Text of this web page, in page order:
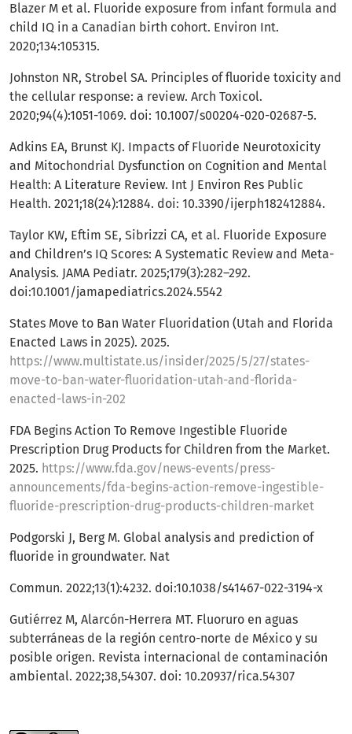
Blazer M et al. Fluoride exposure from infant formula and
child IQ in a Canadian birth cohort. Environ Int.
2020;134:105315.
Johnston NR, Strobel SA. Principles of fluoride toxicity and
the cellular response: a review. Arch Toxicol.
2020;94(4):1051-1069. doi: 10.1007/s00204-020-02687-5.
Adkins EA, Brunst KJ. Impacts of Fluoride Neurotoxicity
and Mitochondrial Dysfunction on Cognition and Mental
Health: A Literature Review. Int J Environ Res Public
Health. 2021;18(24):12884. doi: 10.3390/ijerph182412884.
Taylor KW, Eftim SE, Sibrizzi CA, et al. Fluoride Exposure
and Children’s IQ Scores: A Systematic Review and Meta-
Analysis. JAMA Pediatr. 2025;179(3):282–292.
doi:10.1001/jamapediatrics.2024.5542
States Move to Ban Water Fluoridation (Utah and Florida
Enacted Laws in 2025). 2025.
https://www.multistate.us/insider/2025/5/27/states-
move-to-ban-water-fluoridation-utah-and-florida-
enacted-laws-in-202
FDA Begins Action To Remove Ingestible Fluoride
Prescription Drug Products for Children from the Market.
2025. https://www.fda.gov/news-events/press-
announcements/fda-begins-action-remove-ingestible-
fluoride-prescription-drug-products-children-market
Podgorski J, Berg M. Global analysis and prediction of
fluoride in groundwater. Nat
Commun. 2022;13(1):4232. doi:10.1038/s41467-022-3194-x
Gutiérrez M, Alarcón-Herrera MT. Fluoruro en aguas
subterráneas de la región centro-norte de México y su
posible origen. Revista internacional de contaminación
ambiental. 2022;38,54307. doi: 10.20937/rica.54307